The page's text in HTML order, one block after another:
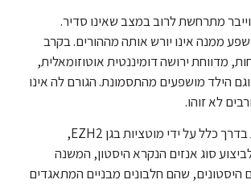
מתרחשת לרוב במצב שאינו סדיר.
ממנה אינו יורש אותה מההורים. בקרב
מדווחת ירושה דומיננטית אוטוזומאלית,
הילד מושפעים מהתסמונת. הגורם לה אינו
לא זוהו.
התסמונת נגרמת בדרך כלל על ידי מוטציות בגן EZH2,
סוג אנזים הנקרא היסטון, המשנה
היסטונים, שהם חלבונים מבניים המתאגדים